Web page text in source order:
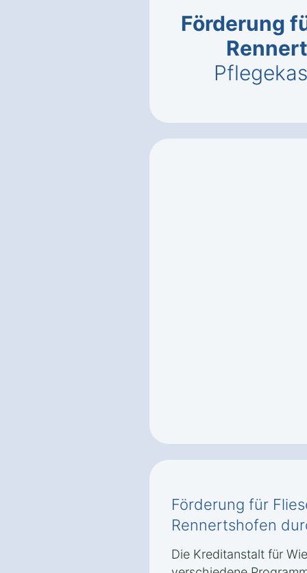
Förderung
Förderung für
Rennertshofen
Die Kreditanstalt für